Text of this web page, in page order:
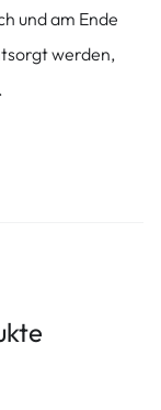
und am Ende
werden,